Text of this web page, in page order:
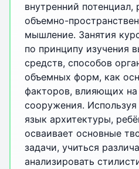
внутренний потенциал,
объемно-
мышление. Занятия
по принципу изучения
средств, способов
объемных форм, как
факторов, влияющих на
сооружения.
язык архитектуры,
осваивает основные
задачи, учиться
анализировать